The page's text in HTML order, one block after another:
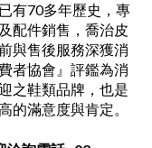
有70多年歷史，專
配件銷售，喬治皮
與售後服務深獲消
者協會』評鑑為消
之鞋類品牌，也是
的滿意度與肯定。